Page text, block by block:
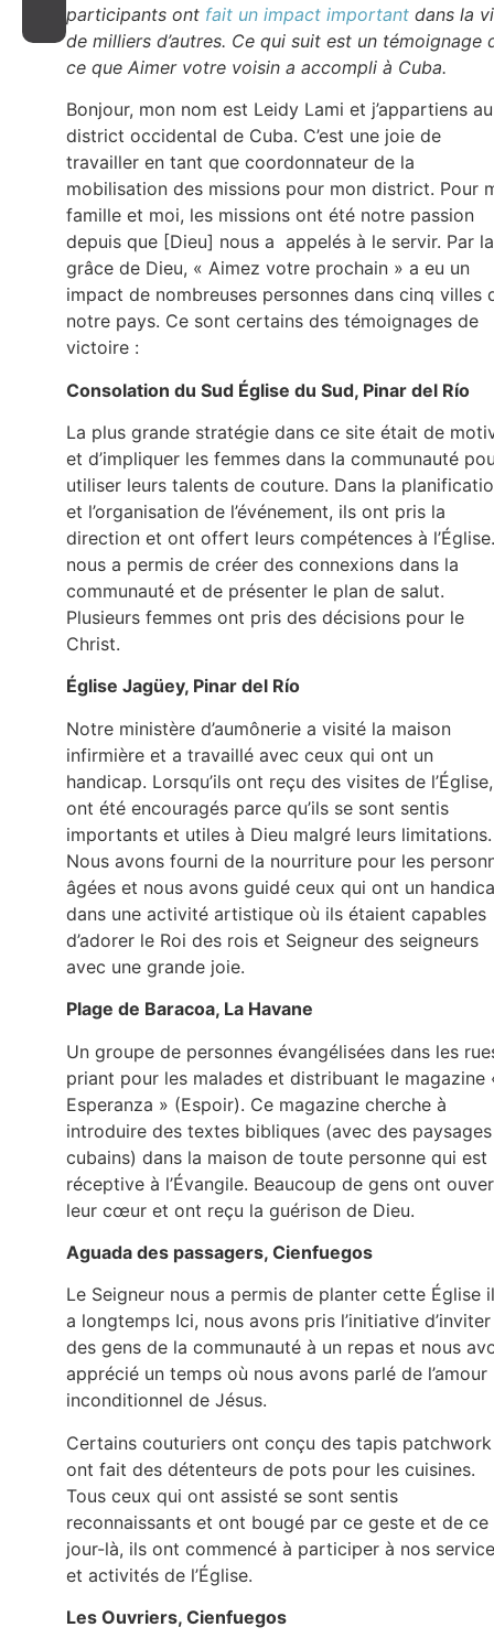
participants ont fait un impact important dans la
de milliers d’autres. Ce qui suit est un témoignage
ce que Aimer votre voisin a accompli à Cuba.
Bonjour, mon nom est Leidy Lami et j’appartiens au
district occidental de Cuba. C’est une joie de
travailler en tant que coordonnateur de la
mobilisation des missions pour mon district. Pour
famille et moi, les missions ont été notre passion
depuis que [Dieu] nous a appelés à le servir. Par la
grâce de Dieu, « Aimez votre prochain » a eu un
impact de nombreuses personnes dans cinq villes
notre pays. Ce sont certains des témoignages de
victoire :
Consolation du Sud Église du Sud, Pinar del Río
La plus grande stratégie dans ce site était de
et d’impliquer les femmes dans la communauté
utiliser leurs talents de couture. Dans la
et l’organisation de l’événement, ils ont pris la
direction et ont offert leurs compétences à
nous a permis de créer des connexions dans la
communauté et de présenter le plan de salut.
Plusieurs femmes ont pris des décisions pour le
Christ.
Église Jagüey, Pinar del Río
Notre ministère d’aumônerie a visité la maison
infirmière et a travaillé avec ceux qui ont un
handicap. Lorsqu’ils ont reçu des visites de
ont été encouragés parce qu’ils se sont sentis
importants et utiles à Dieu malgré leurs limitations.
Nous avons fourni de la nourriture pour les
âgées et nous avons guidé ceux qui ont un
dans une activité artistique où ils étaient capables
d’adorer le Roi des rois et Seigneur des seigneurs
avec une grande joie.
Plage de Baracoa, La Havane
Un groupe de personnes évangélisées dans les
priant pour les malades et distribuant le magazine
Esperanza » (Espoir). Ce magazine cherche à
introduire des textes bibliques (avec des paysages
cubains) dans la maison de toute personne qui est
réceptive à l’Évangile. Beaucoup de gens ont
leur cœur et ont reçu la guérison de Dieu.
Aguada des passagers, Cienfuegos
Le Seigneur nous a permis de planter cette Église
a longtemps Ici, nous avons pris l’initiative d’inviter
des gens de la communauté à un repas et nous
apprécié un temps où nous avons parlé de l’amour
inconditionnel de Jésus.
Certains couturiers ont conçu des tapis
ont fait des détenteurs de pots pour les cuisines.
Tous ceux qui ont assisté se sont sentis
reconnaissants et ont bougé par ce geste et de ce
jour-là, ils ont commencé à participer à nos
et activités de l’Église.
Les Ouvriers, Cienfuegos